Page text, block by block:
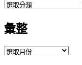
分
彙整
彙